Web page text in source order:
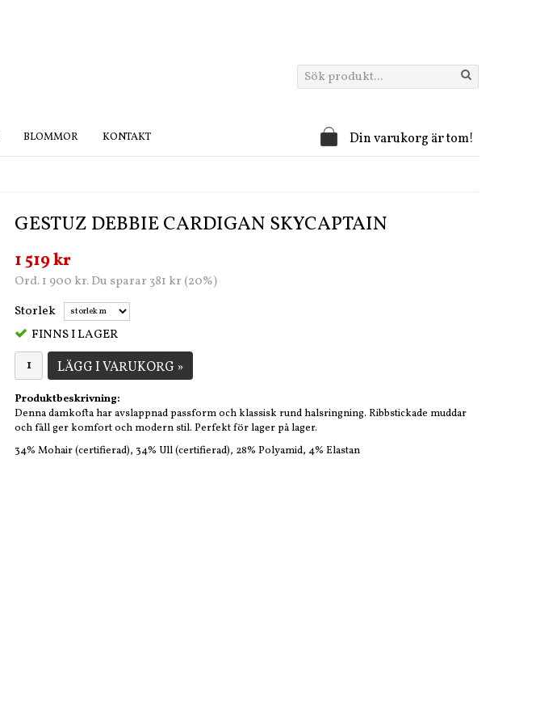
BLOMMOR KONTAKT Din varukorg är tom!
GESTUZ DEBBIE CARDIGAN SKYCAPTAIN
1 519 kr
Ord. 1 900 kr. Du sparar 381 kr (20%)
Storlek
FINNS I LAGER
LÄGG I VARUKORG »
Produktbeskrivning:
Denna damkofta har avslappnad passform och klassisk rund halsringning. Ribbstickade muddar
och fåll ger komfort och modern stil. Perfekt för lager på lager.
34% Mohair (certifierad), 34% Ull (certifierad), 28% Polyamid, 4% Elastan